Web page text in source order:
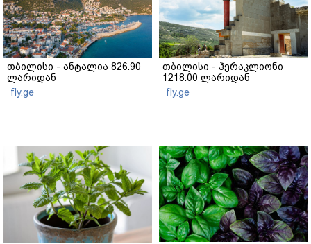
თბილისი - ანტალია 826.90
ლარიდან
fly.ge
თბილისი - ჰერაკლიონი
1218.00 ლარიდან
fly.ge